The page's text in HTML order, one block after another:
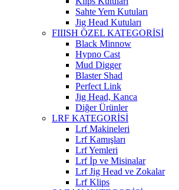
Sahte Yem Kutuları
Jig Head Kutuları
FIIISH ÖZEL KATEGORİSİ
Black Minnow
Hypno Cast
Mud Digger
Blaster Shad
Perfect Link
Jig Head, Kanca
Diğer Ürünler
LRF KATEGORİSİ
Lrf Makineleri
Lrf Kamışları
Lrf Yemleri
Lrf İp ve Misinalar
Lrf Jig Head ve Zokalar
Lrf Klips